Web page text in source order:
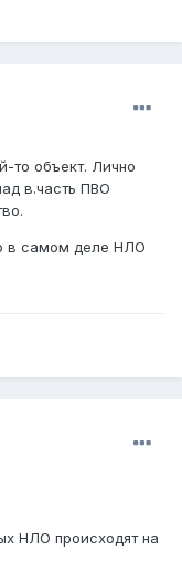
то объект. Лично
в.часть ПВО
в самом деле НЛО
НЛО происходят на